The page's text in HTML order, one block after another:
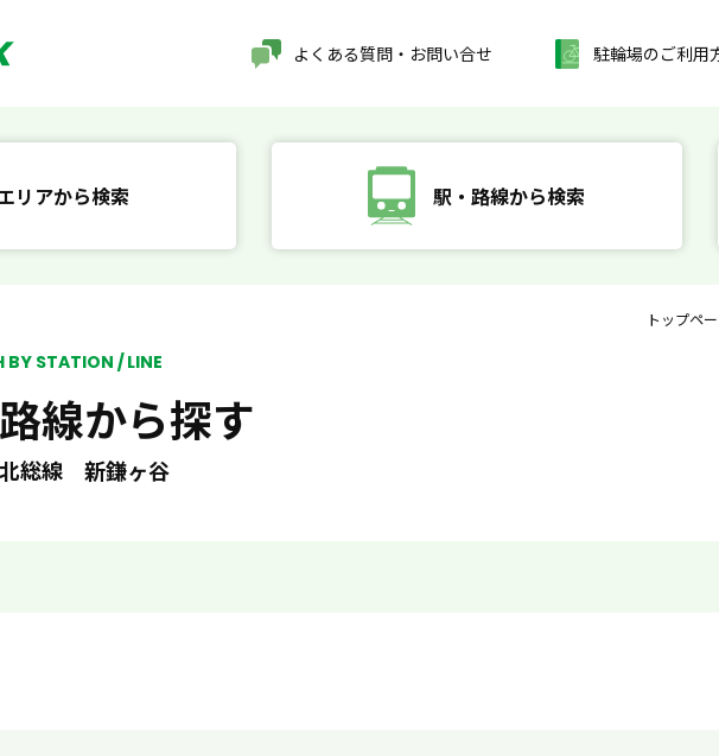
よくある質問・お問い合せ 駐輪場のご利用
リアから検索 駅・路線から検索
トップペ
BY STATION / LINE
線から探す
総線 新鎌ヶ谷